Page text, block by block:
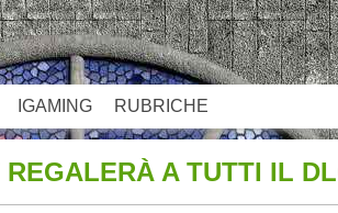
IGAMING RUBRICHE
A TUTTI IL